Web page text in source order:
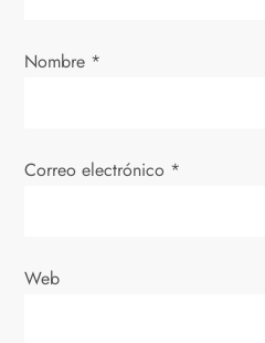
e
t
a
Nombre *
Correo electrónico *
Web